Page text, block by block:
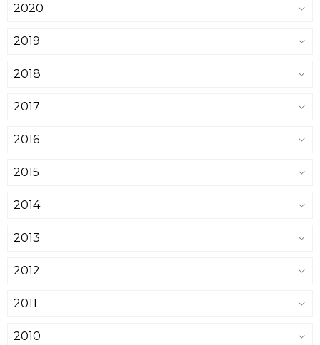
2020
2019
2018
2017
2016
2015
2014
2013
2012
2011
2010